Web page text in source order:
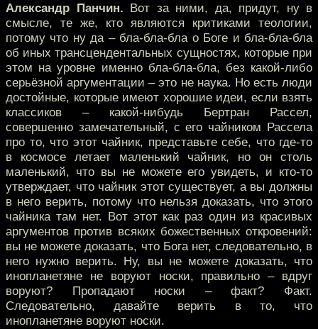
Александр Панчин. Вот за ними, да, придут, ну в
смысле, те же, кто являются критиками теологии,
потому что ну да – бла-бла-бла о Боге и бла-бла-бла
об иных трансцендентальных сущностях, которые при
этом на уровне именно бла-бла-бла, без какой-либо
серьёзной аргументации – это не наука. Но есть люди
достойные, которые имеют хорошие идеи, если взять
классиков – какой-нибудь Бертран Рассел,
совершенно замечательный, с его чайником Рассела
про то, что этот чайник, представьте себе, что где-то
в космосе летает маленький чайник, но он столь
маленький, что вы не можете его увидеть, и кто-то
утверждает, что чайник этот существует, а вы должны
в него верить, потому что нельзя доказать, что этого
чайника там нет. Вот этот как раз один из красивых
аргументов против всяких божественных откровений:
вы не можете доказать, что Бога нет, следовательно, в
него нужно верить. Ну, вы не можете доказать, что
инопланетяне не воруют носки, правильно – вдруг
воруют? Пропадают носки – факт? Факт.
Следовательно, давайте верить в то, что
инопланетяне воруют носки.